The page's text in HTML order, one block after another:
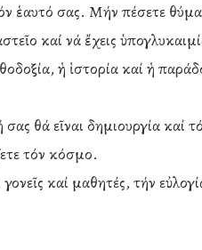
ἑαυτό σας. Μήν πέσετε
καί νά ἔχεις
ἡ ἱστορία καί ἡ
θά εῖναι δημιουργία καί
τόν κόσμο.
καί μαθητές, τήν